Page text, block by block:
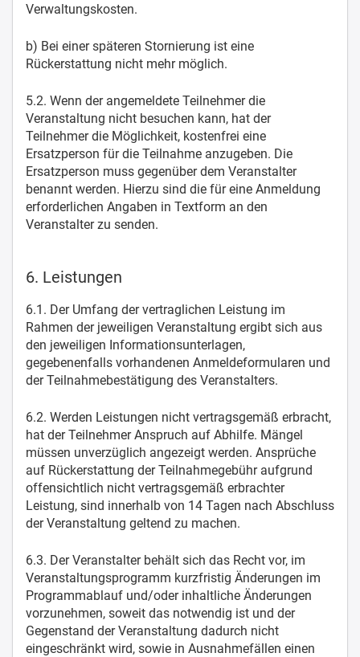
Verwaltungskosten.
b) Bei einer späteren Stornierung ist eine
Rückerstattung nicht mehr möglich.
5.2. Wenn der angemeldete Teilnehmer die
Veranstaltung nicht besuchen kann, hat der
Teilnehmer die Möglichkeit, kostenfrei eine
Ersatzperson für die Teilnahme anzugeben. Die
Ersatzperson muss gegenüber dem Veranstalter
benannt werden. Hierzu sind die für eine Anmeldung
erforderlichen Angaben in Textform an den
Veranstalter zu senden.
6. Leistungen
6.1. Der Umfang der vertraglichen Leistung im
Rahmen der jeweiligen Veranstaltung ergibt sich aus
den jeweiligen Informationsunterlagen,
gegebenenfalls vorhandenen Anmeldeformularen und
der Teilnahmebestätigung des Veranstalters.
6.2. Werden Leistungen nicht vertragsgemäß erbracht,
hat der Teilnehmer Anspruch auf Abhilfe. Mängel
müssen unverzüglich angezeigt werden. Ansprüche
auf Rückerstattung der Teilnahmegebühr aufgrund
offensichtlich nicht vertragsgemäß erbrachter
Leistung, sind innerhalb von 14 Tagen nach Abschluss
der Veranstaltung geltend zu machen.
6.3. Der Veranstalter behält sich das Recht vor, im
Veranstaltungsprogramm kurzfristig Änderungen im
Programmablauf und/oder inhaltliche Änderungen
vorzunehmen, soweit das notwendig ist und der
Gegenstand der Veranstaltung dadurch nicht
eingeschränkt wird, sowie in Ausnahmefällen einen